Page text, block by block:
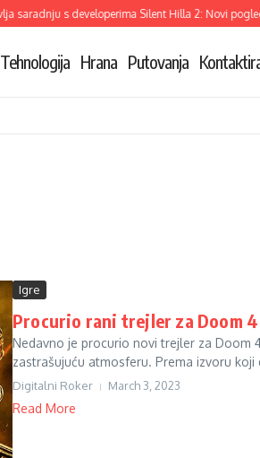
saradnju s developerima Silent Hilla 2: Novi
Tehnologija Hrana Putovanja
Igre
Procurio rani trejler za Doom
Nedavno je procurio novi trejler za Doom
zastrašujuću atmosferu. Prema izvoru
Digitalni Roker March 3, 2023
Read More